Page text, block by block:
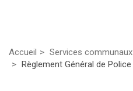
Accueil Services communaux
Règlement Général de Police